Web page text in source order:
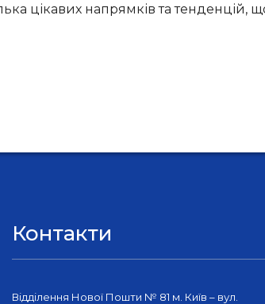
цікавих напрямків та тенденцій,
Контакти
Відділення Нової Пошти № 81 м. Київ – вул.